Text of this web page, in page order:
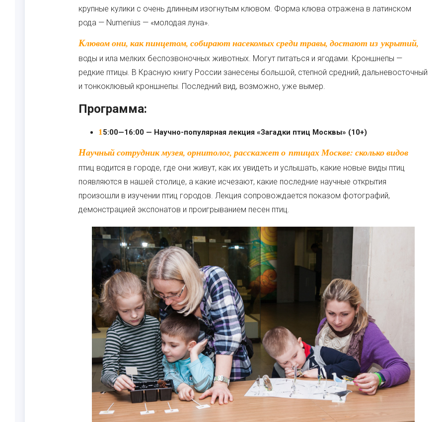
крупные кулики с очень длинным изогнутым клювом. Форма клюва отражена в латинском
рода — Numenius — «молодая луна».
Клювом они, как пинцетом, собирают насекомых среди травы, достают из укрытий,
воды и ила мелких беспозвоночных животных. Могут питаться и ягодами. Кроншнепы —
редкие птицы. В Красную книгу России занесены большой, степной средний, дальневосточный
и тонкоклювый кроншнепы. Последний вид, возможно, уже вымер.
Программа:
15:00—16:00 — Научно-популярная лекция «Загадки птиц Москвы» (10+)
Научный сотрудник музея, орнитолог, расскажет о птицах Москве: сколько видов
птиц водится в городе, где они живут, как их увидеть и услышать, какие новые виды птиц
появляются в нашей столице, а какие исчезают, какие последние научные открытия
произошли в изучении птиц городов. Лекция сопровождается показом фотографий,
демонстрацией экспонатов и проигрыванием песен птиц.